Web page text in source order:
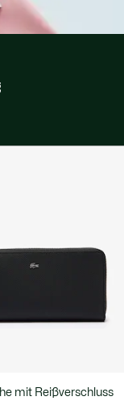
mit Reißverschluss